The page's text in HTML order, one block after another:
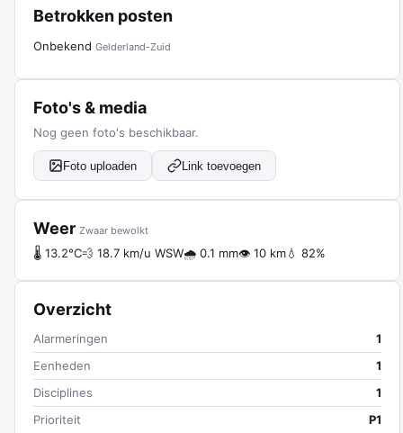
Betrokken posten
Onbekend Gelderland-Zuid
Foto's & media
Nog geen foto's beschikbaar.
Foto uploaden Link toevoegen
Weer Zwaar bewolkt
🌡 13.2°C💨 18.7 km/u WSW🌧 0.1 mm👁 10 km💧 82%
Overzicht
Alarmeringen
1
Eenheden
1
Disciplines
1
Prioriteit
P1